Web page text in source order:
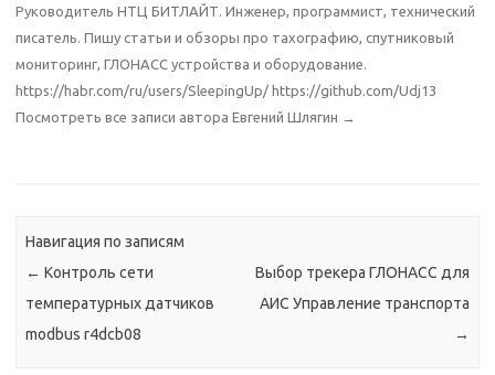
Руководитель НТЦ БИТЛАЙТ. Инженер, программист, технический
писатель. Пишу статьи и обзоры про тахографию, спутниковый
мониторинг, ГЛОНАСС устройства и оборудование.
https://habr.com/ru/users/SleepingUp/ https://github.com/Udj13
Посмотреть все записи автора Евгений Шлягин →
Навигация по записям
← Контроль сети
температурных датчиков
modbus r4dcb08
Выбор трекера ГЛОНАСС для
АИС Управление транспорта
→